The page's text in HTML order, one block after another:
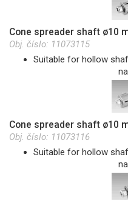
Cone spreader shaft ø10
Obj. číslo: 11073115
Suitable for hollow
Cone spreader shaft ø10
Obj. číslo: 11073116
Suitable for hollow